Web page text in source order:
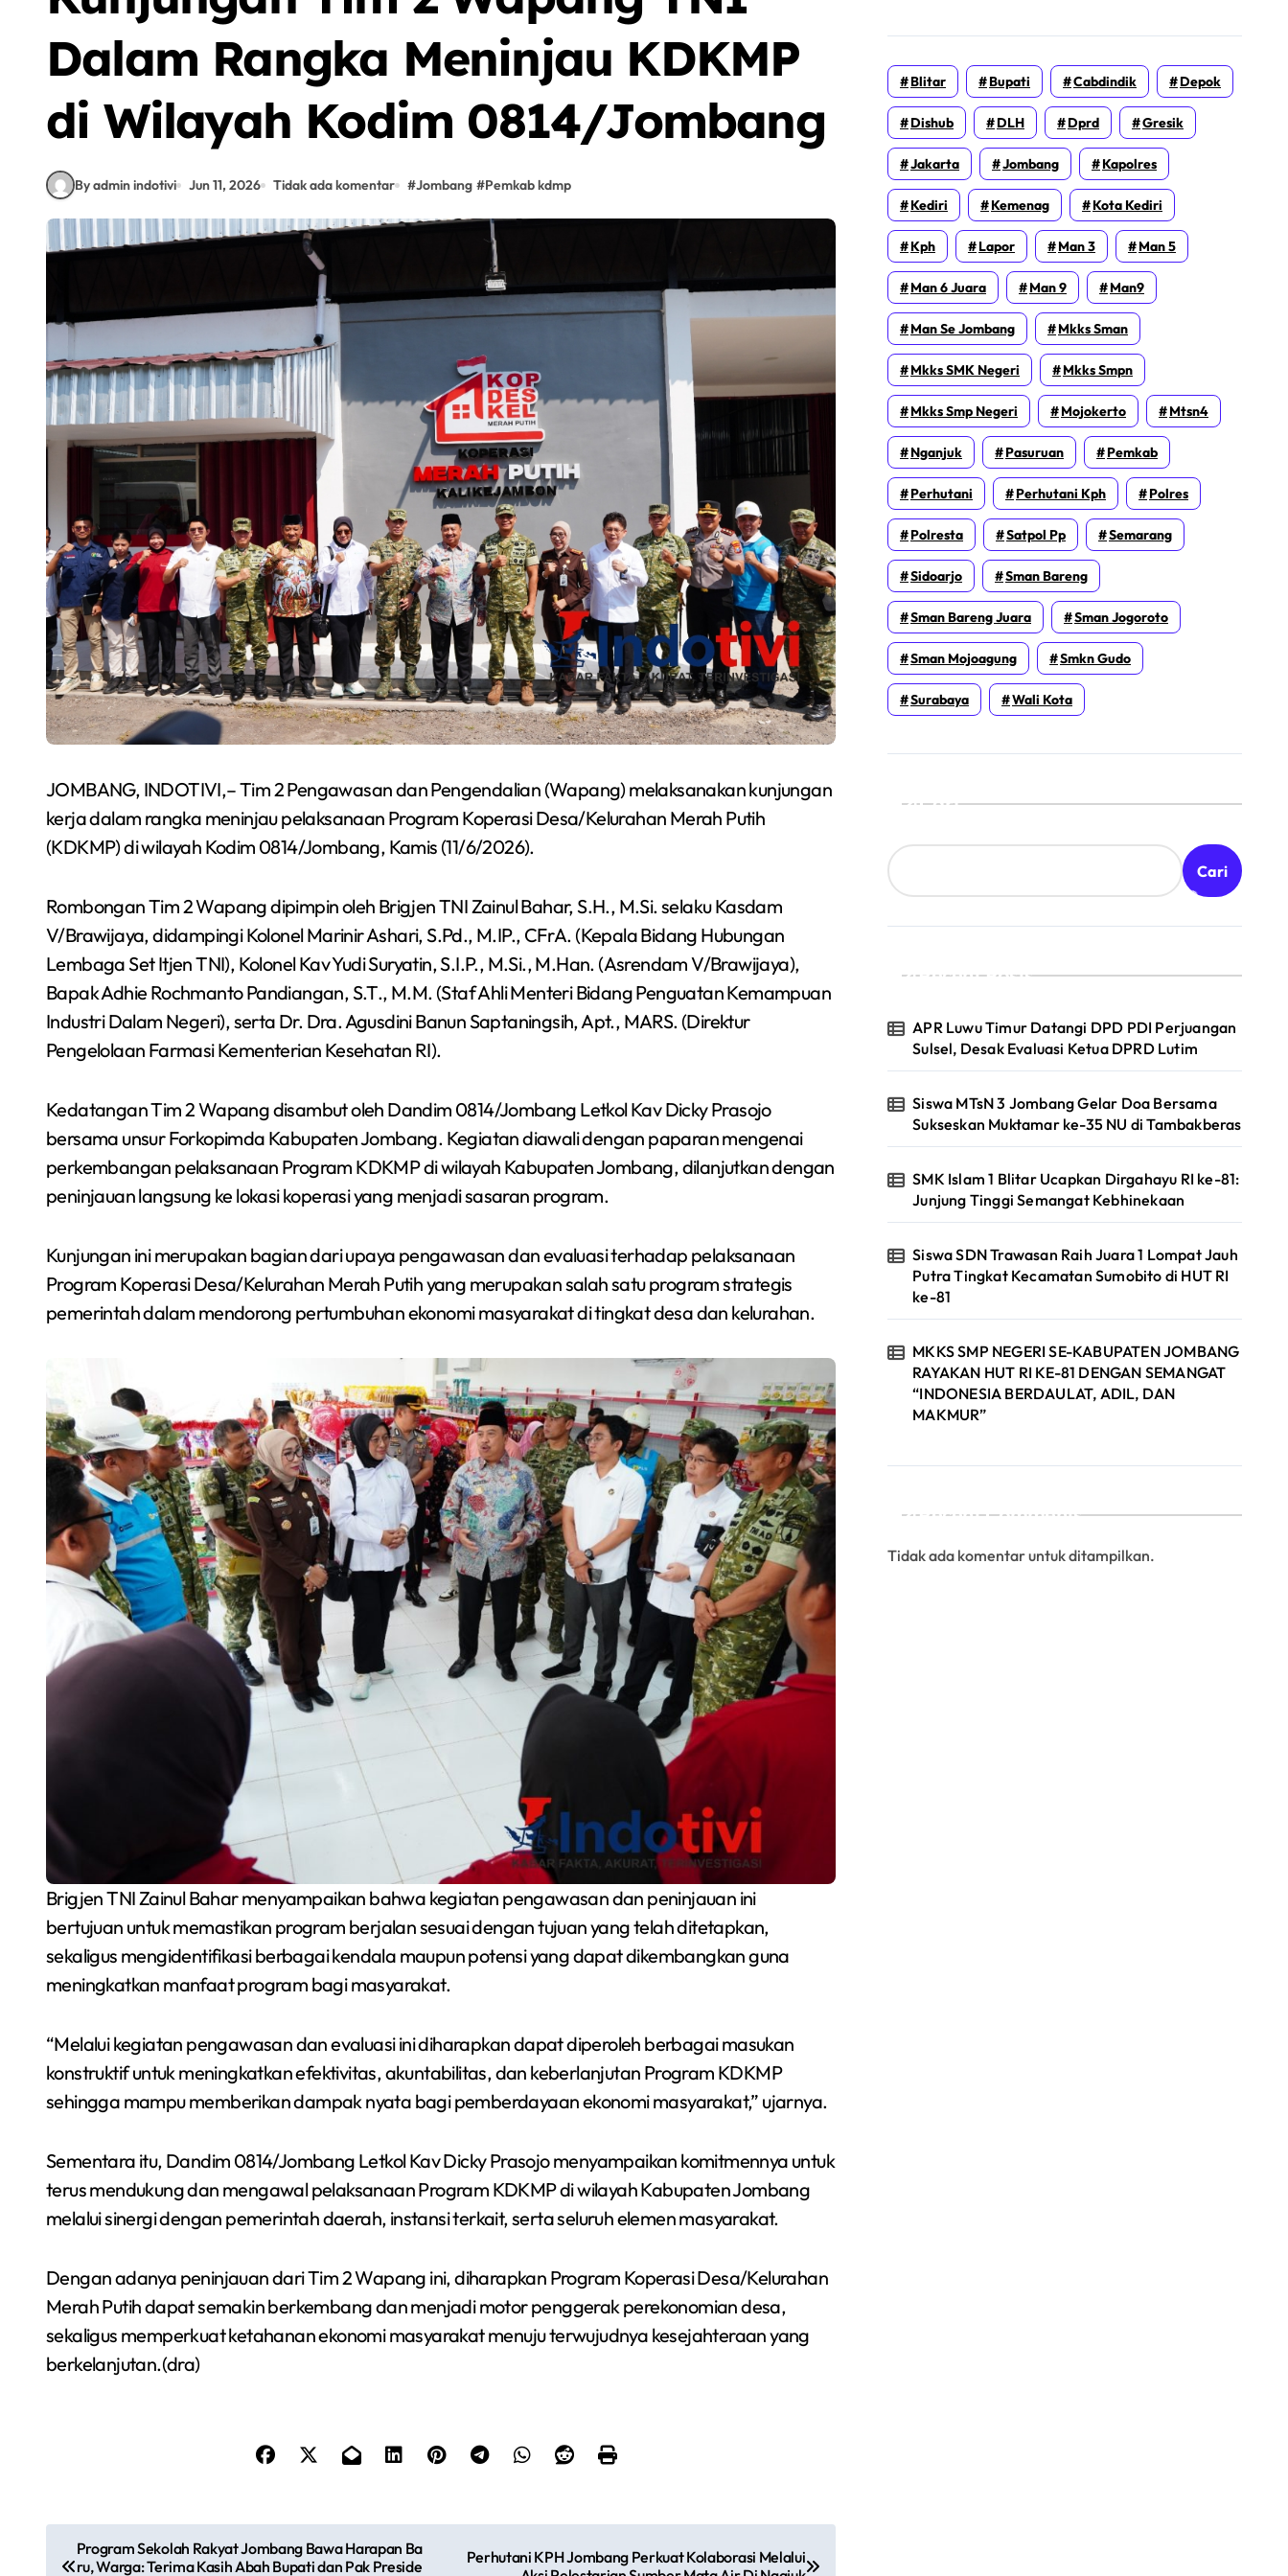
Dalam Rangka Meninjau KDKMP
di Wilayah Kodim 0814/Jombang
By admin indotivi Jun 11, 2026 Tidak ada komentar #Jombang #Pemkab kdmp
JOMBANG, INDOTIVI,– Tim 2 Pengawasan dan Pengendalian (Wapang) melaksanakan kunjungan
kerja dalam rangka meninjau pelaksanaan Program Koperasi Desa/Kelurahan Merah Putih
(KDKMP) di wilayah Kodim 0814/Jombang, Kamis (11/6/2026).
Rombongan Tim 2 Wapang dipimpin oleh Brigjen TNI Zainul Bahar, S.H., M.Si. selaku Kasdam
V/Brawijaya, didampingi Kolonel Marinir Ashari, S.Pd., M.IP., CFrA. (Kepala Bidang Hubungan
Lembaga Set Itjen TNI), Kolonel Kav Yudi Suryatin, S.I.P., M.Si., M.Han. (Asrendam V/Brawijaya),
Bapak Adhie Rochmanto Pandiangan, S.T., M.M. (Staf Ahli Menteri Bidang Penguatan Kemampuan
Industri Dalam Negeri), serta Dr. Dra. Agusdini Banun Saptaningsih, Apt., MARS. (Direktur
Pengelolaan Farmasi Kementerian Kesehatan RI).
Kedatangan Tim 2 Wapang disambut oleh Dandim 0814/Jombang Letkol Kav Dicky Prasojo
bersama unsur Forkopimda Kabupaten Jombang. Kegiatan diawali dengan paparan mengenai
perkembangan pelaksanaan Program KDKMP di wilayah Kabupaten Jombang, dilanjutkan dengan
peninjauan langsung ke lokasi koperasi yang menjadi sasaran program.
Kunjungan ini merupakan bagian dari upaya pengawasan dan evaluasi terhadap pelaksanaan
Program Koperasi Desa/Kelurahan Merah Putih yang merupakan salah satu program strategis
pemerintah dalam mendorong pertumbuhan ekonomi masyarakat di tingkat desa dan kelurahan.
Brigjen TNI Zainul Bahar menyampaikan bahwa kegiatan pengawasan dan peninjauan ini
bertujuan untuk memastikan program berjalan sesuai dengan tujuan yang telah ditetapkan,
sekaligus mengidentifikasi berbagai kendala maupun potensi yang dapat dikembangkan guna
meningkatkan manfaat program bagi masyarakat.
“Melalui kegiatan pengawasan dan evaluasi ini diharapkan dapat diperoleh berbagai masukan
konstruktif untuk meningkatkan efektivitas, akuntabilitas, dan keberlanjutan Program KDKMP
sehingga mampu memberikan dampak nyata bagi pemberdayaan ekonomi masyarakat,” ujarnya.
Sementara itu, Dandim 0814/Jombang Letkol Kav Dicky Prasojo menyampaikan komitmennya untuk
terus mendukung dan mengawal pelaksanaan Program KDKMP di wilayah Kabupaten Jombang
melalui sinergi dengan pemerintah daerah, instansi terkait, serta seluruh elemen masyarakat.
Dengan adanya peninjauan dari Tim 2 Wapang ini, diharapkan Program Koperasi Desa/Kelurahan
Merah Putih dapat semakin berkembang dan menjadi motor penggerak perekonomian desa,
sekaligus memperkuat ketahanan ekonomi masyarakat menuju terwujudnya kesejahteraan yang
berkelanjutan.(dra)
Program Sekolah Rakyat Jombang Bawa Harapan Ba
ru, Warga: Terima Kasih Abah Bupati dan Pak Preside
Perhutani KPH Jombang Perkuat Kolaborasi Melalui
Blitar Bupati Cabdindik Depok
Dishub DLH Dprd Gresik
Jakarta Jombang Kapolres
Kediri Kemenag Kota Kediri
Kph Lapor Man 3 Man 5
Man 6 Juara Man 9 Man9
Man Se Jombang Mkks Sman
Mkks SMK Negeri Mkks Smpn
Mkks Smp Negeri Mojokerto Mtsn4
Nganjuk Pasuruan Pemkab
Perhutani Perhutani Kph Polres
Polresta Satpol Pp Semarang
Sidoarjo Sman Bareng
Sman Bareng Juara Sman Jogoroto
Sman Mojoagung Smkn Gudo
Surabaya Wali Kota
Cari
Cari
Recent Posts
APR Luwu Timur Datangi DPD PDI Perjuangan
Sulsel, Desak Evaluasi Ketua DPRD Lutim
Siswa MTsN 3 Jombang Gelar Doa Bersama
Sukseskan Muktamar ke-35 NU di Tambakberas
SMK Islam 1 Blitar Ucapkan Dirgahayu RI ke-81:
Junjung Tinggi Semangat Kebhinekaan
Siswa SDN Trawasan Raih Juara 1 Lompat Jauh
Putra Tingkat Kecamatan Sumobito di HUT RI
ke-81
MKKS SMP NEGERI SE-KABUPATEN JOMBANG
RAYAKAN HUT RI KE-81 DENGAN SEMANGAT
“INDONESIA BERDAULAT, ADIL, DAN
MAKMUR”
Recent Comments
Tidak ada komentar untuk ditampilkan.